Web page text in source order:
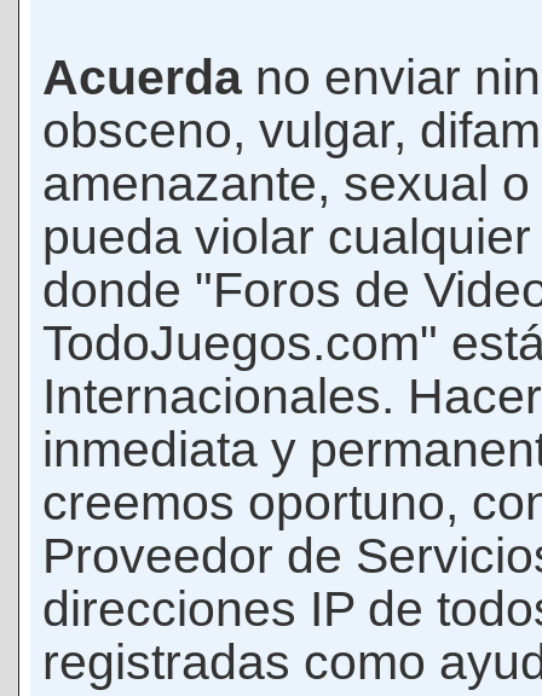
Acuerda no enviar
obsceno, vulgar,
amenazante, sexual
pueda violar
donde "Foros de
TodoJuegos.com"
Internacionales.
inmediata y
creemos oportuno,
Proveedor de
direcciones IP de
registradas como